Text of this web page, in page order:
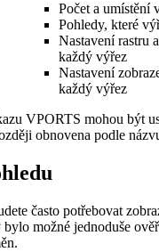
Počet a umístění
Pohledy, které
Nastavení rastru
každý výřez
Nastavení
každý výřez
VPORTS mohou být
obnovena podle
často potřebovat
bylo možné jednoduše